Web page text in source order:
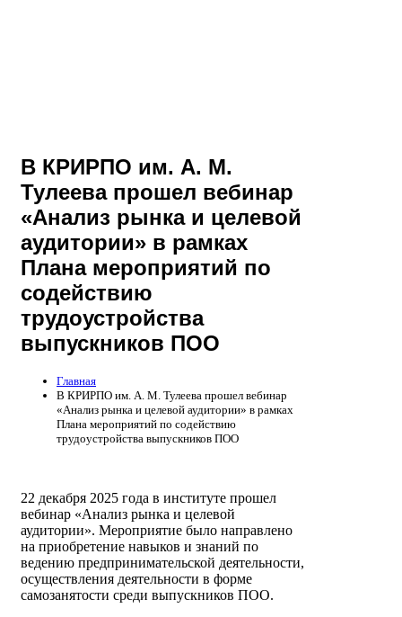
В КРИРПО им. А. М.
Тулеева прошел вебинар
«Анализ рынка и целевой
аудитории» в рамках
Плана мероприятий по
содействию
трудоустройства
выпускников ПОО
Главная
В КРИРПО им. А. М. Тулеева прошел вебинар
«Анализ рынка и целевой аудитории» в рамках
Плана мероприятий по содействию
трудоустройства выпускников ПОО
22 декабря 2025 года в институте прошел
вебинар «Анализ рынка и целевой
аудитории». Мероприятие было направлено
на приобретение навыков и знаний по
ведению предпринимательской деятельности,
осуществления деятельности в форме
cамозанятости среди выпускников ПОО.